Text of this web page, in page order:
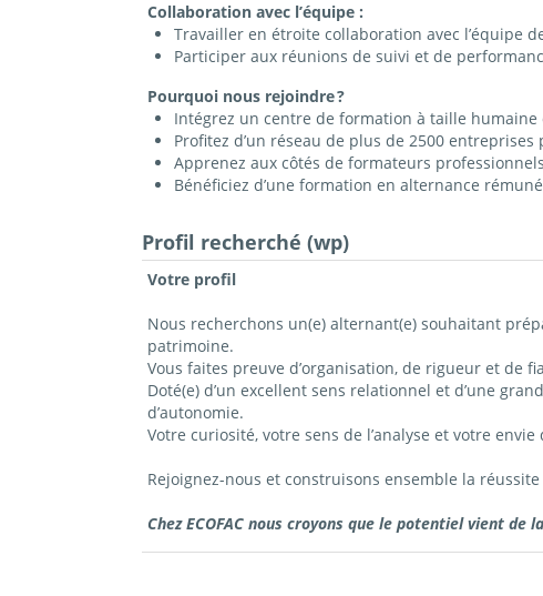
Collaboration avec l’équipe :
Travailler en étroite collaboration avec l’équipe
Participer aux réunions de suivi et de
Pourquoi nous rejoindre ?
Intégrez un centre de formation à taille
Profitez d’un réseau de plus de 2500 entreprises
Apprenez aux côtés de formateurs
Bénéficiez d’une formation en alternance
Profil recherché (wp)
Votre profil
Nous recherchons un(e) alternant(e) souhaitant
patrimoine.
Vous faites preuve d’organisation, de rigueur et de
Doté(e) d’un excellent sens relationnel et d’une
d’autonomie.
Votre curiosité, votre sens de l’analyse et votre
Rejoignez-nous et construisons ensemble la
Chez ECOFAC nous croyons que le potentiel vient de